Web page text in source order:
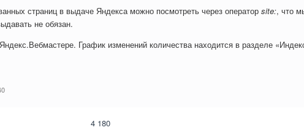
страниц в выдаче Яндекса можно посмотреть через оператор site:, что
не обязан.
График изменений количества находится в разделе
4 180